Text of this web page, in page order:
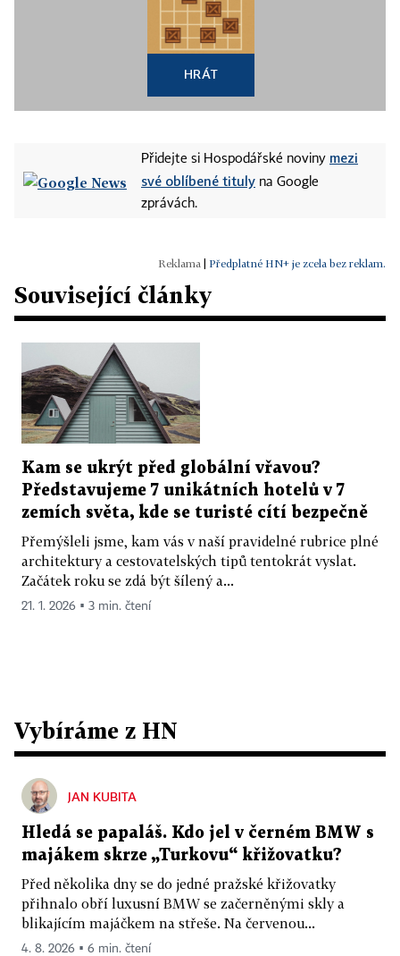
HRÁT
Přidejte si Hospodářské noviny mezi
své oblíbené tituly na Google
zprávách.
Předplatné HN+ je zcela bez reklam.
Související články
Kam se ukrýt před globální vřavou?
Představujeme 7 unikátních hotelů v 7
zemích světa, kde se turisté cítí bezpečně
Přemýšleli jsme, kam vás v naší pravidelné rubrice plné
architektury a cestovatelských tipů tentokrát vyslat.
Začátek roku se zdá být šílený a...
21. 1. 2026 ▪ 3 min. čtení
Vybíráme z HN
JAN KUBITA
Hledá se papaláš. Kdo jel v černém BMW s
majákem skrze „Turkovu“ křižovatku?
Před několika dny se do jedné pražské křižovatky
přihnalo obří luxusní BMW se začerněnými skly a
blikajícím majáčkem na střeše. Na červenou...
4. 8. 2026 ▪ 6 min. čtení